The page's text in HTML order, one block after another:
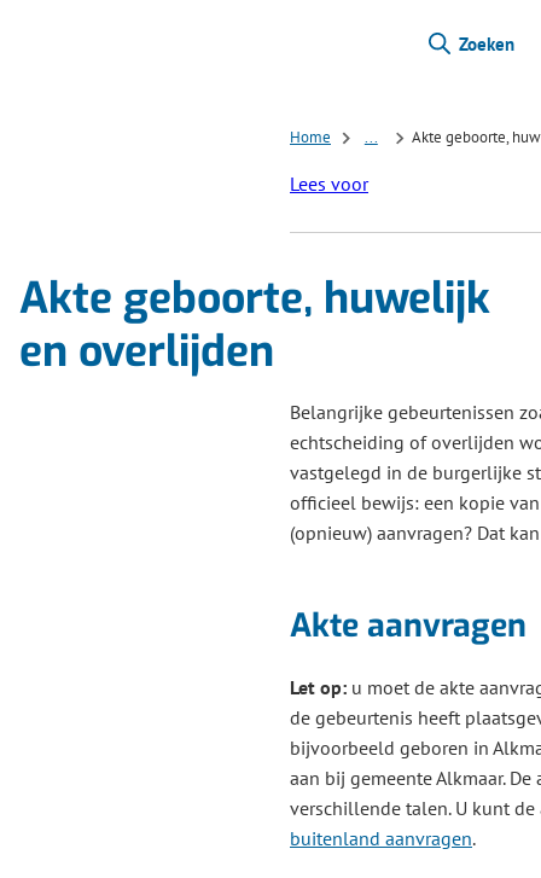
Zoeken
Home Akte geboorte,
Lees voor
Akte geboorte, huwelijk
en overlijden
Belangrijke gebeurtenissen
echtscheiding of overlijden
vastgelegd in de burgerlijke
officieel bewijs: een kopie
(opnieuw) aanvragen? Dat
Akte aanvragen
Let op: u moet de akte
de gebeurtenis heeft
bijvoorbeeld geboren in
aan bij gemeente Alkmaar.
verschillende talen. U kunt
buitenland aanvragen.